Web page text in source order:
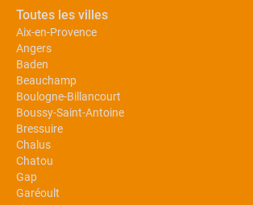
Toutes les villes
Aix-en-Provence
Angers
Baden
Beauchamp
Boulogne-Billancourt
Boussy-Saint-Antoine
Bressuire
Chalus
Chatou
Gap
Garéoult